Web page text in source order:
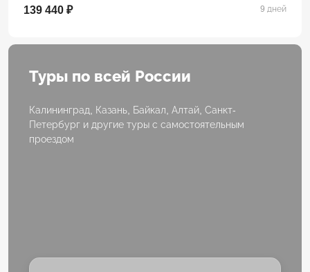
139 440 ₽ 9 дней
Туры по всей России
Калининград, Казань, Байкал, Алтай, Санкт-
Петербург и другие туры с самостоятельным
проездом